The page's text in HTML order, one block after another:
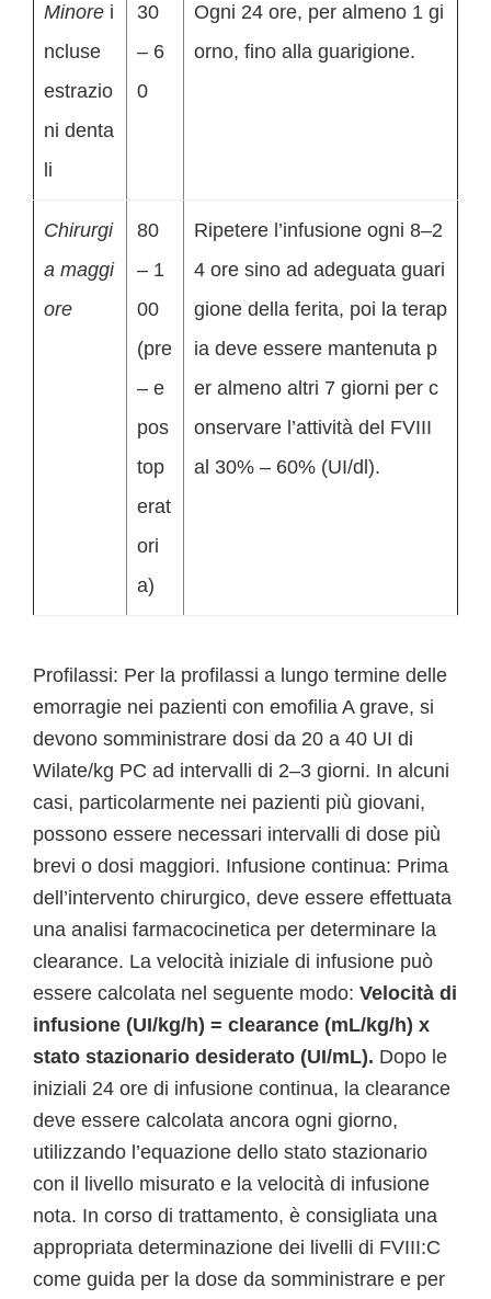
Minore i
ncluse
estrazio
ni denta
li
30
– 6
0
Ogni 24 ore, per almeno 1 gi
orno, fino alla guarigione.
Chirurgi
a maggi
ore
80
– 1
00
(pre
– e
pos
top
erat
ori
a)
Ripetere l’infusione ogni 8–2
4 ore sino ad adeguata guari
gione della ferita, poi la terap
ia deve essere mantenuta p
er almeno altri 7 giorni per c
onservare l’attività del FVIII
al 30% – 60% (UI/dl).
Profilassi: Per la profilassi a lungo termine delle
emorragie nei pazienti con emofilia A grave, si
devono somministrare dosi da 20 a 40 UI di
Wilate/kg PC ad intervalli di 2–3 giorni. In alcuni
casi, particolarmente nei pazienti più giovani,
possono essere necessari intervalli di dose più
brevi o dosi maggiori. Infusione continua: Prima
dell’intervento chirurgico, deve essere effettuata
una analisi farmacocinetica per determinare la
clearance. La velocità iniziale di infusione può
essere calcolata nel seguente modo: Velocità di
infusione (UI/kg/h) = clearance (mL/kg/h) x
stato stazionario desiderato (UI/mL). Dopo le
iniziali 24 ore di infusione continua, la clearance
deve essere calcolata ancora ogni giorno,
utilizzando l’equazione dello stato stazionario
con il livello misurato e la velocità di infusione
nota. In corso di trattamento, è consigliata una
appropriata determinazione dei livelli di FVIII:C
come guida per la dose da somministrare e per